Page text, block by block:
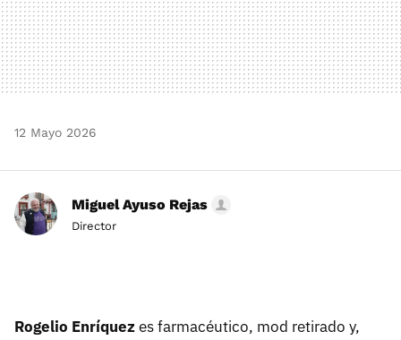
12 Mayo 2026
Miguel Ayuso Rejas
Director
Rogelio Enríquezes farmacéutico, mod retirado y,